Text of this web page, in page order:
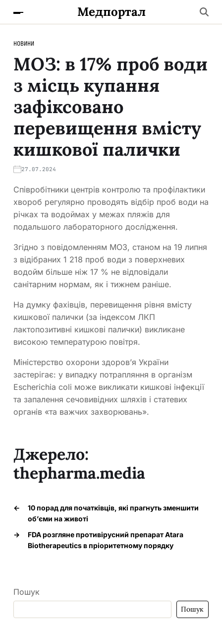
Медпортал
НОВИНИ
МОЗ: в 17% проб води
з місць купання
зафіксовано
перевищення вмісту
кишкової палички
27.07.2024
Співробітники центрів контролю та профілактики
хвороб регулярно проводять відбір проб води на
річках та водоймах у межах пляжів для
подальшого лабораторного дослідження.
Згідно з повідомленням МОЗ, станом на 19 липня
з відібраних 1 218 проб води з поверхневих
водойм більше ніж 17 % не відповідали
санітарним нормам, як і тижнем раніше.
На думку фахівців, перевищення рівня вмісту
кишкової палички (за індексом ЛКП
лактопозитивні кишкові палички) викликане
високою температурою повітря.
Міністерство охорони здоров’я України
застерігає: у випадку потрапляння в організм
Escherichia coli може викликати кишкові інфекції
та запалення сечовивідних шляхів і статевих
органів «та важчих захворювань».
Джерело:
thepharma.media
←
10 порад для початківців, які прагнуть зменшити
об’єми на животі
→
FDA розгляне противірусний препарат Atara
Biotherapeutics в пріоритетному порядку
Пошук
Пошук